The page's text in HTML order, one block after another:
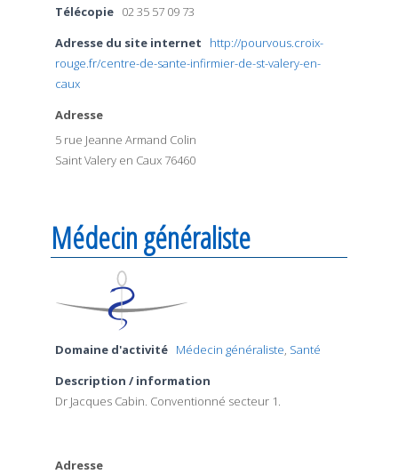
Télécopie 02 35 57 09 73
Adresse du site internet
http://pourvous.croix-
rouge.fr/centre-de-sante-infirmier-de-st-valery-en-
caux
Adresse
5 rue Jeanne Armand Colin
Saint Valery en Caux 76460
Médecin généraliste
Domaine d'activité Médecin généraliste, Santé
Description / information
Dr Jacques Cabin. Conventionné secteur 1.
Adresse